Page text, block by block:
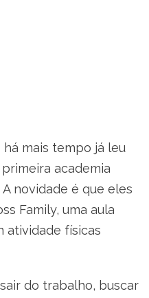
mais tempo já leu
primeira academia
novidade é que eles
Family, uma aula
atividade físicas
do trabalho, buscar